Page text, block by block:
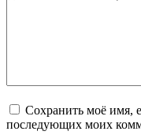
Сохранить моё имя,
последующих моих